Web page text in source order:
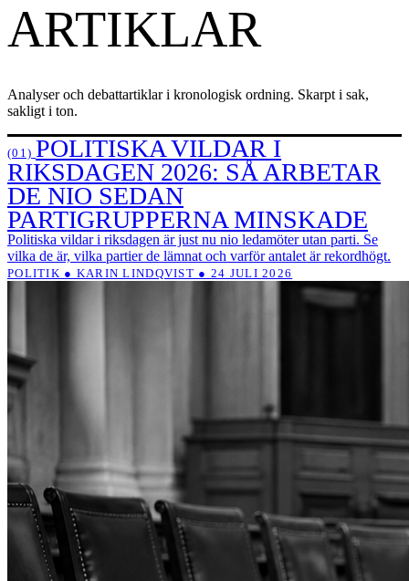
ARTIKLAR
Analyser och debattartiklar i kronologisk ordning. Skarpt i sak,
sakligt i ton.
(01) POLITISKA VILDAR I
RIKSDAGEN 2026: SÅ ARBETAR
DE NIO SEDAN
PARTIGRUPPERNA MINSKADE
Politiska vildar i riksdagen är just nu nio ledamöter utan parti. Se
vilka de är, vilka partier de lämnat och varför antalet är rekordhögt.
POLITIK ● KARIN LINDQVIST ● 24 JULI 2026